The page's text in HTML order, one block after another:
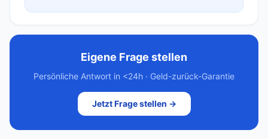
Eigene Frage stellen
Persönliche Antwort in <24h · Geld-zurück-Garantie
Jetzt Frage stellen →